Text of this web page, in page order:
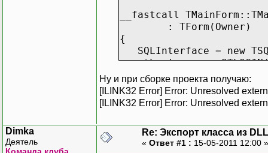
return 1;
}
__fastcall
: TForm(Owner)
{
SQLInterface = new
stLogin = new
}
Ну и при сборке проекта получаю:
[ILINK32 Error] Error: Unresolved
[ILINK32 Error] Error: Unresolved
Dimka
Деятель
Команда клуба
Re: Экспорт класса из DLL
« Ответ #1 : 15-05-2011 12:00